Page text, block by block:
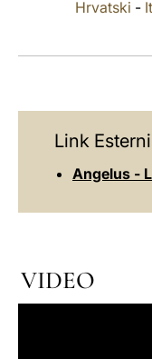
Hrvatski -
Link
Angelus -
VIDEO